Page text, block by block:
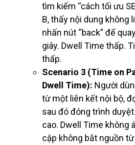
tìm kiếm “cách tối ưu
B, thấy nội dung không
nhấn nút “back” để
giây. Dwell Time thấp.
thấp.
Scenario 3 (Time on
Dwell Time): Người
từ một liên kết nội bộ,
sau đó đóng trình
cao. Dwell Time không
cập không bắt nguồn